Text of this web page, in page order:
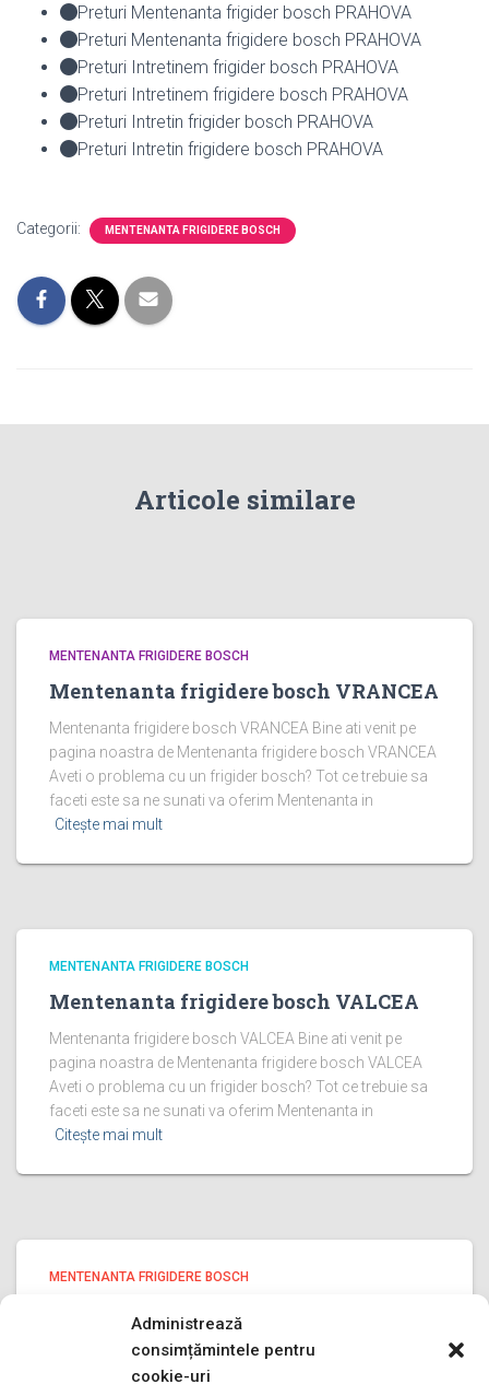
Administrează
consimțămintele pentru
cookie-uri
Preturi Mentenanta frigider bosch PRAHOVA
Preturi Mentenanta frigidere bosch PRAHOVA
Preturi Intretinem frigider bosch PRAHOVA
Preturi Intretinem frigidere bosch PRAHOVA
Preturi Intretin frigider bosch PRAHOVA
Preturi Intretin frigidere bosch PRAHOVA
Categorii: MENTENANTA FRIGIDERE BOSCH
Articole similare
MENTENANTA FRIGIDERE BOSCH
Mentenanta frigidere bosch VRANCEA
Mentenanta frigidere bosch VRANCEA Bine ati venit pe
pagina noastra de Mentenanta frigidere bosch VRANCEA
Aveti o problema cu un frigider bosch? Tot ce trebuie sa
faceti este sa ne sunati va oferim Mentenanta in
Citește mai mult
MENTENANTA FRIGIDERE BOSCH
Mentenanta frigidere bosch VALCEA
Mentenanta frigidere bosch VALCEA Bine ati venit pe
pagina noastra de Mentenanta frigidere bosch VALCEA
Aveti o problema cu un frigider bosch? Tot ce trebuie sa
faceti este sa ne sunati va oferim Mentenanta in
Citește mai mult
MENTENANTA FRIGIDERE BOSCH
Mentenanta frigidere bosch ILFOV
Mentenanta frigidere bosch ILFOV Bine ati venit pe pagina
noastra de Mentenanta frigidere bosch ILFOV Aveti o